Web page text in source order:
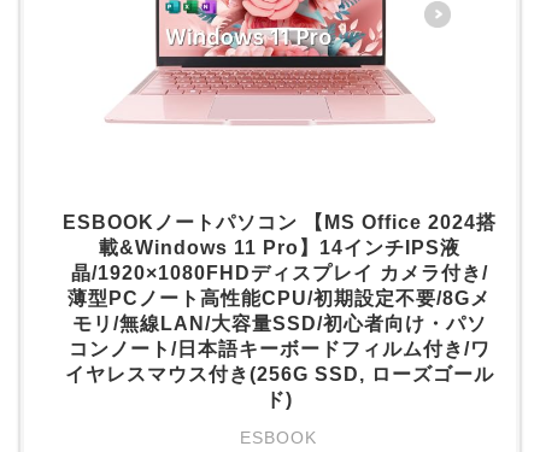
ESBOOKノートパソコン 【MS Office 2024搭
載&Windows 11 Pro】14インチIPS液
晶/1920×1080FHDディスプレイ カメラ付き/
薄型PCノート高性能CPU/初期設定不要/8Gメ
モリ/無線LAN/大容量SSD/初心者向け・パソ
コンノート/日本語キーボードフィルム付き/ワ
イヤレスマウス付き(256G SSD, ローズゴール
ド)
ESBOOK